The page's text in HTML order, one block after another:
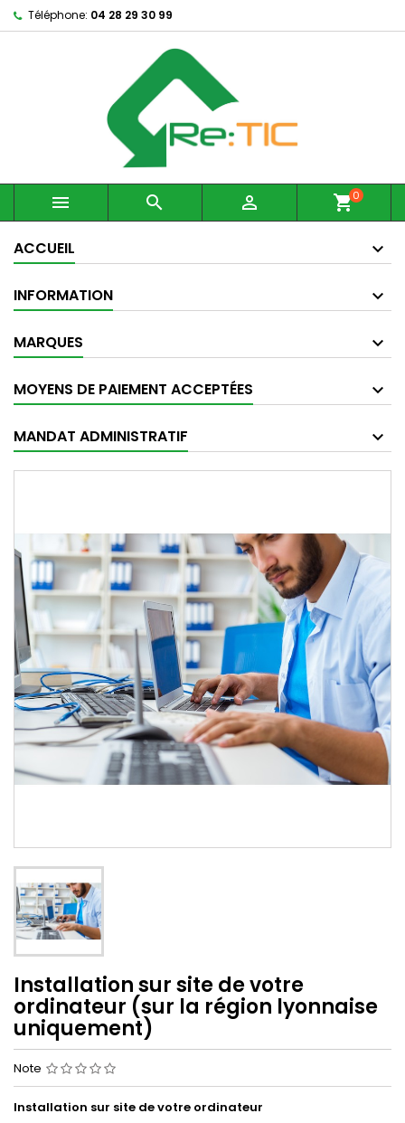
Téléphone: 04 28 29 30 99
   shopping_cart0
ACCUEIL
INFORMATION
MARQUES
MOYENS DE PAIEMENT ACCEPTÉES
MANDAT ADMINISTRATIF
Installation sur site de votre
ordinateur (sur la région lyonnaise
uniquement)
Note
Installation sur site de votre ordinateur